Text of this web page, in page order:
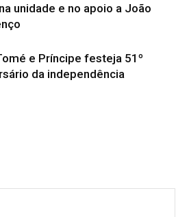
unidade e no apoio a João
e Príncipe festeja 51º
da independência